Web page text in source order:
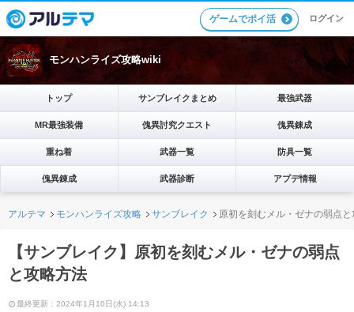
ゲームでポイ活 ログイン
モンハンライズ攻略wiki
トップ サンブレイクまとめ 最強武器
MR最強装備 傀異討究クエスト 傀異錬成
重ね着 武器一覧 防具一覧
傀異錬成 武器診断 アプデ情報
アルテマ モンハンライズ攻略 サンブレイク 原初を刻むメル・ゼナの弱点
【サンブレイク】原初を刻むメル・ゼナの弱点
と攻略方法
最終更新：2024年1月10日(水) 14:13